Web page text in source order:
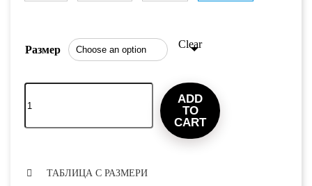
Размер Clear
ADD
TO
CART
ТАБЛИЦА С РАЗМЕРИ